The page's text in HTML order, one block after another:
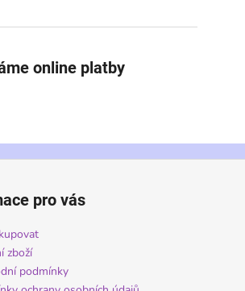
online platby
pro vás
zboží
podmínky